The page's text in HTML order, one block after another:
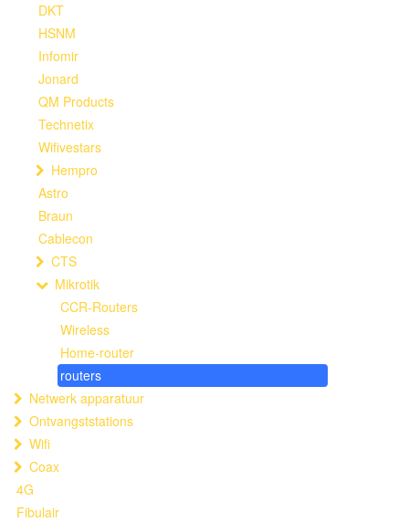
DKT
HSNM
Infomir
Jonard
QM Products
Technetix
Wifivestars
Hempro
Astro
Braun
Cablecon
CTS
Mikrotik
CCR-Routers
Wireless
Home-router
routers
Netwerk apparatuur
Ontvangststations
Wifi
Coax
4G
Fibulair